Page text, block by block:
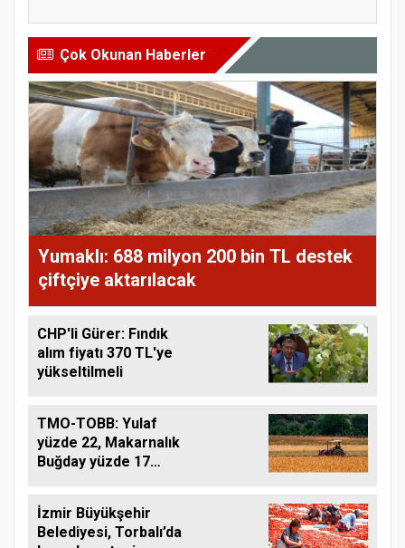
Çok Okunan Haberler
Yumaklı: 688 milyon 200 bin TL destek
çiftçiye aktarılacak
CHP'li Gürer: Fındık
alım fiyatı 370 TL'ye
yükseltilmeli
TMO-TOBB: Yulaf
yüzde 22, Makarnalık
Buğday yüzde 17
İzmir Büyükşehir
Belediyesi, Torbalı’da